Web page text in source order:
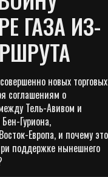
ГАЗА ИЗ-
новых торговых
соглашениям о
Тель-Авивом и
Гуриона,
Европа, и почему это
поддержке нынешнего